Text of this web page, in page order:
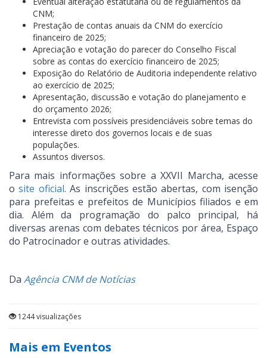
CNM;
Prestação de contas anuais da CNM do exercício
financeiro de 2025;
Apreciação e votação do parecer do Conselho Fiscal
sobre as contas do exercício financeiro de 2025;
Exposição do Relatório de Auditoria independente relativo
ao exercício de 2025;
Apresentação, discussão e votação do planejamento e
do orçamento 2026;
Entrevista com possíveis presidenciáveis sobre temas do
interesse direto dos governos locais e de suas
populações.
Assuntos diversos.
Para mais informações sobre a XXVII Marcha, acesse
osite oficial. As inscrições estão abertas, com isenção
para prefeitas e prefeitos de Municípios filiados e em
dia. Além da programação do palco principal, há
diversas arenas com debates técnicos por área, Espaço
do Patrocinador e outras atividades.
Da Agência CNM de Notícias
1244 visualizações
Mais em Eventos